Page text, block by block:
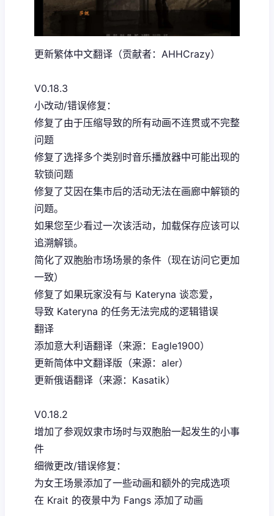
更新繁体中文翻译（贡献者：AHHCrazy）
V0.18.3
小改动/错误修复：
修复了由于压缩导致的所有动画不连贯或不完整
问题
修复了选择多个类别时音乐播放器中可能出现的
软锁问题
修复了艾因在集市后的活动无法在画廊中解锁的
问题。
如果您至少看过一次该活动，加载保存应该可以
追溯解锁。
简化了双胞胎市场场景的条件（现在访问它更加
一致）
修复了如果玩家没有与 Kateryna 谈恋爱，
导致 Kateryna 的任务无法完成的逻辑错误
翻译
添加意大利语翻译（来源：Eagle1900）
更新简体中文翻译版（来源：aler）
更新俄语翻译（来源：Kasatik）
V0.18.2
增加了参观奴隶市场时与双胞胎一起发生的小事
件
细微更改/错误修复：
为女王场景添加了一些动画和额外的完成选项
在 Krait 的夜景中为 Fangs 添加了动画